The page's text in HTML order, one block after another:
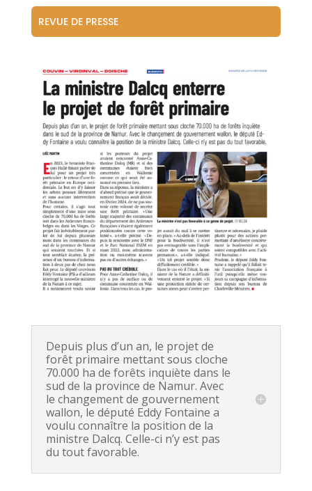
REVUE DE PRESSE
Depuis plus d’un an, le projet de
forêt primaire mettant sous cloche
70.000 ha de forêts inquiète dans le
sud de la province de Namur. Avec
le changement de gouvernement
wallon, le député Eddy Fontaine a
voulu connaître la position de la
ministre Dalcq. Celle-ci n’y est pas
du tout favorable.